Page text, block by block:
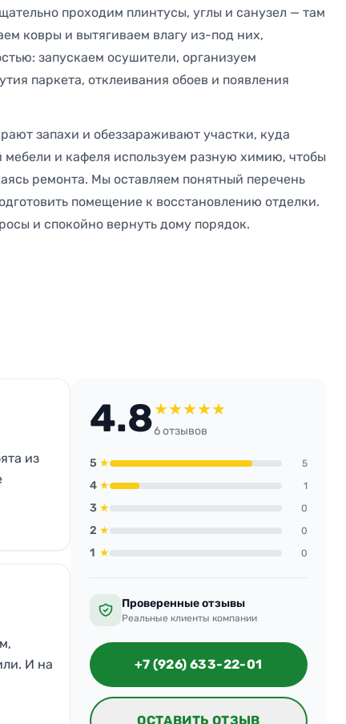
проходим плинтусы, углы и санузел — там
ковры и вытягиваем влагу из-под них,
запускаем осушители, организуем
паркета, отклеивания обоев и появления
запахи и обеззараживают участки, куда
и кафеля используем разную химию, чтобы
ремонта. Мы оставляем понятный перечень
помещение к восстановлению отделки.
и спокойно вернуть дому порядок.
из
И на
4.8★★★★★
6 отзывов
5 ★ 5
4 ★ 1
3 ★ 0
2 ★ 0
1 ★ 0
Проверенные отзывы
Реальные клиенты компании
+7 (926) 633-22-01
ОСТАВИТЬ ОТЗЫВ